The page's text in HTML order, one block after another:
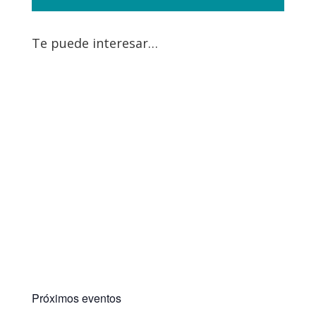
Te puede interesar…
Próximos eventos